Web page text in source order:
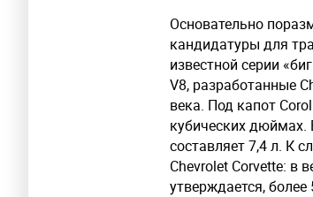
Основательно
кандидатуры для
известной серии
V8, разработанные
века. Под капот
кубических
составляет 7,4 л. К
Chevrolet Corvette: в
утверждается,